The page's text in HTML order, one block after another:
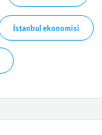
İstanbul ekonomisi